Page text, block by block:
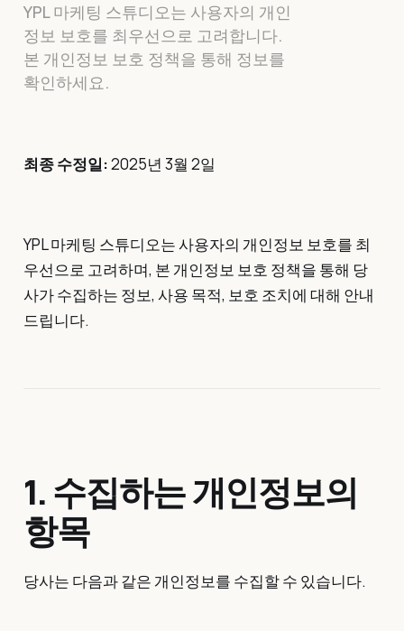
YPL 마케팅 스튜디오는 사용자의 개인
정보 보호를 최우선으로 고려합니다.
본 개인정보 보호 정책을 통해 정보를
확인하세요.
최종 수정일:2025년 3월 2일
YPL 마케팅 스튜디오는 사용자의 개인정보 보호를 최
우선으로 고려하며, 본 개인정보 보호 정책을 통해 당
사가 수집하는 정보, 사용 목적, 보호 조치에 대해 안내
드립니다.
1. 수집하는 개인정보의
항목
당사는 다음과 같은 개인정보를 수집할 수 있습니다.